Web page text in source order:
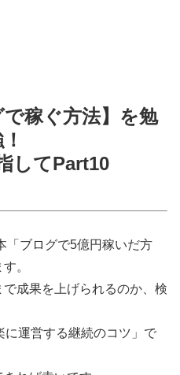
稼ぐ方法】を勉
してPart10
「ブログで5億円稼いだ方
。
成果を上げられるのか、検
運営する継続のコツ」で